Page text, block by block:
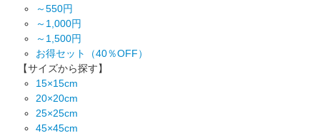
～550円
～1,000円
～1,500円
お得セット（40％OFF）
【サイズから探す】
15×15cm
20×20cm
25×25cm
45×45cm